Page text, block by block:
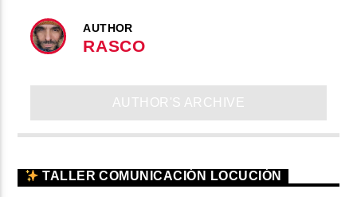
AUTHOR
RASCO
AUTHOR'S ARCHIVE
TALLER COMUNICACIÓN LOCUCIÓN